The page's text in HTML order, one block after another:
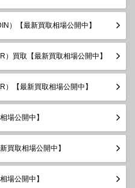
）【最新買取相場公開中】
買取【最新買取相場公開中】
）【最新買取相場公開中】
場公開中】
買取相場公開中】
場公開中】